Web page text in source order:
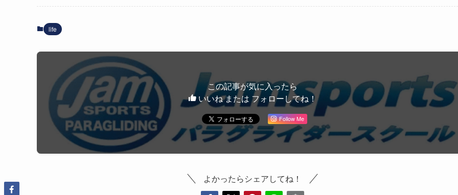
life
この記事が気に入ったら
いいね または フォローしてね！
Follow Me
よかったらシェアしてね！